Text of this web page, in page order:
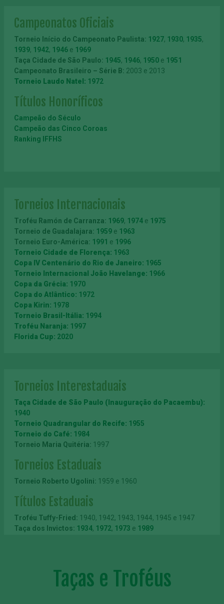
Campeonatos Oficiais
Torneio Início do Campeonato Paulista: 1927, 1930, 1935,
1939, 1942, 1946 e 1969
Taça Cidade de São Paulo: 1945, 1946, 1950 e 1951
Campeonato Brasileiro – Série B: 2003 e 2013
Torneio Laudo Natel: 1972
Títulos Honoríficos
Campeão do Século
Campeão das Cinco Coroas
Ranking IFFHS
Torneios Internacionais
Troféu Ramón de Carranza: 1969, 1974 e 1975
Torneio de Guadalajara: 1959 e 1963
Torneio Euro-América: 1991 e 1996
Torneio Cidade de Florença: 1963
Copa IV Centenário do Rio de Janeiro: 1965
Torneio Internacional João Havelange: 1966
Copa da Grécia: 1970
Copa do Atlântico: 1972
Copa Kirin: 1978
Torneio Brasil-Itália: 1994
Troféu Naranja: 1997
Florida Cup: 2020
Torneios Interestaduais
Taça Cidade de São Paulo (Inauguração do Pacaembu):
1940
Torneio Quadrangular do Recife: 1955
Torneio do Café: 1984
Torneio Maria Quitéria: 1997
Torneios Estaduais
Torneio Roberto Ugolini: 1959 e 1960
Títulos Estaduais
Troféu Tuffy-Fried: 1940, 1942, 1943, 1944, 1945 e 1947
Taça dos Invictos: 1934, 1972, 1973 e 1989
Taça A Gazeta Esportiva:
1947 e 1979
Troféu Campeoníssimo:
1942
Troféu José Maria Marin:
Taças e Troféus